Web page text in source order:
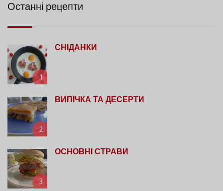
Останні рецепти
1
СНІДАНКИ
2
ВИПІЧКА ТА ДЕСЕРТИ
3
ОСНОВНІ СТРАВИ